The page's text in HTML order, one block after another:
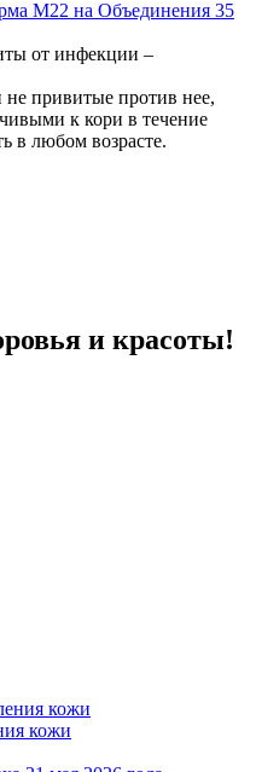
от инфекции –
привитые против нее,
к кори в течение
в любом возрасте.
и красоты!
кожи